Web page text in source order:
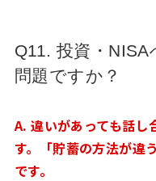
Q11. 投資・NISA
問題ですか？
A. 違いがあっても話し
す。「貯蓄の方法が違
です。